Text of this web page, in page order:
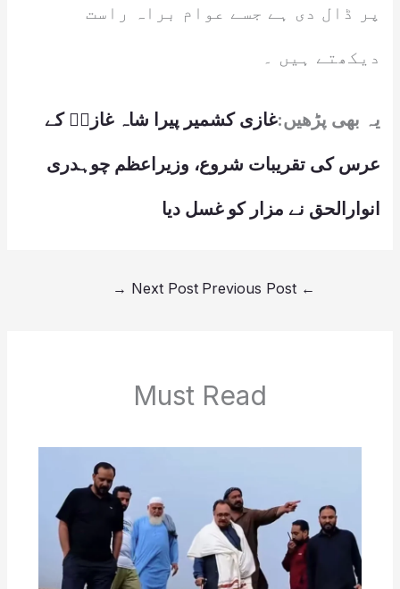
پر ڈال دی ہے جسے عوام براہ راست
دیکھتے ہیں ۔
یہ بھی پڑھیں:غازی کشمیر پیرا شاہ غازیؒ کے
عرس کی تقریبات شروع، وزیراعظم چوہدری
انوارالحق نے مزار کو غسل دیا
←
Next Post
→
Must Read